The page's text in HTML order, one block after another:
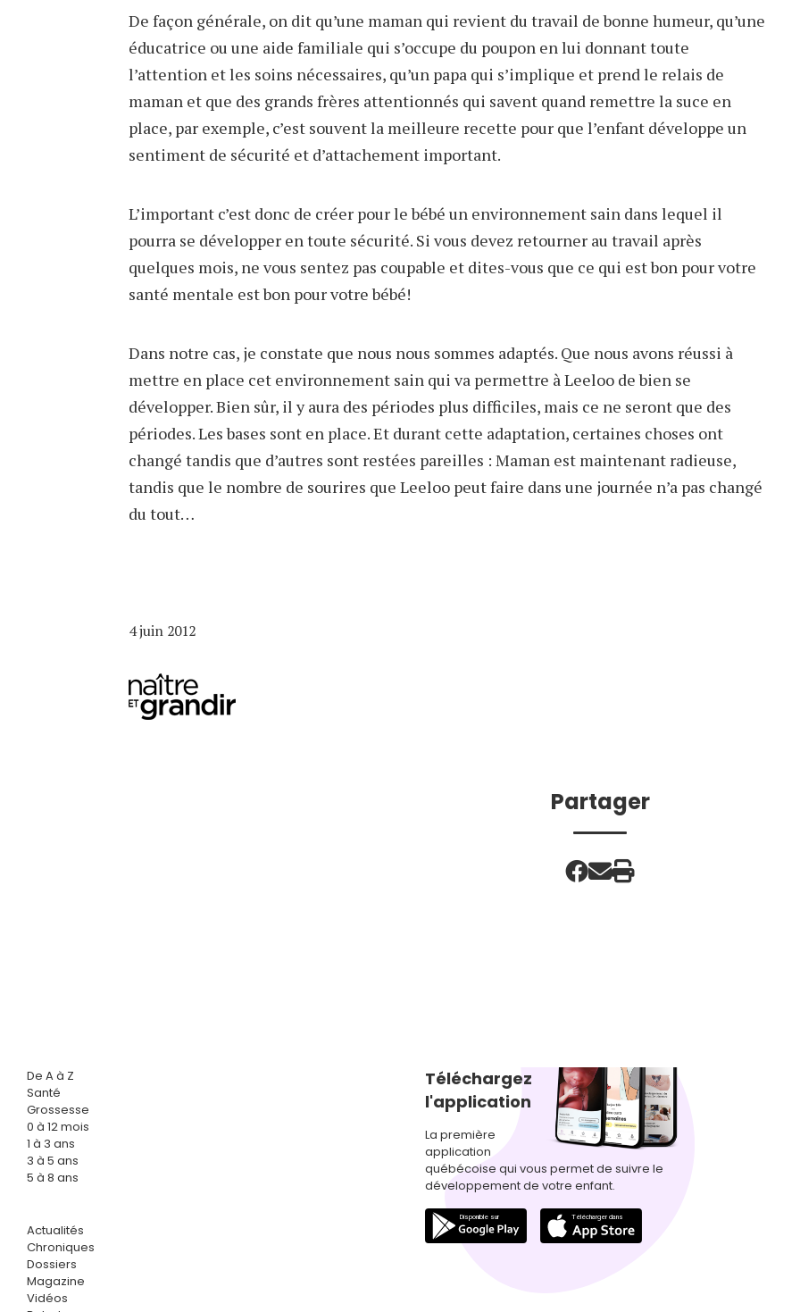
De façon générale, on dit qu’une maman qui revient du travail de bonne humeur, qu’une
éducatrice ou une aide familiale qui s’occupe du poupon en lui donnant toute
l’attention et les soins nécessaires, qu’un papa qui s’implique et prend le relais de
maman et que des grands frères attentionnés qui savent quand remettre la suce en
place, par exemple, c’est souvent la meilleure recette pour que l’enfant développe un
sentiment de sécurité et d’attachement important.
L’important c’est donc de créer pour le bébé un environnement sain dans lequel il
pourra se développer en toute sécurité. Si vous devez retourner au travail après
quelques mois, ne vous sentez pas coupable et dites-vous que ce qui est bon pour votre
santé mentale est bon pour votre bébé!
Dans notre cas, je constate que nous nous sommes adaptés. Que nous avons réussi à
mettre en place cet environnement sain qui va permettre à Leeloo de bien se
développer. Bien sûr, il y aura des périodes plus difficiles, mais ce ne seront que des
périodes. Les bases sont en place. Et durant cette adaptation, certaines choses ont
changé tandis que d’autres sont restées pareilles : Maman est maintenant radieuse,
tandis que le nombre de sourires que Leeloo peut faire dans une journée n’a pas changé
du tout…
4 juin 2012
Partager
De A à Z
Santé
Grossesse
0 à 12 mois
1 à 3 ans
3 à 5 ans
5 à 8 ans
Actualités
Chroniques
Dossiers
Magazine
Vidéos
Téléchargez
l'application
La première
application
québécoise qui vous permet de suivre le
développement de votre enfant.